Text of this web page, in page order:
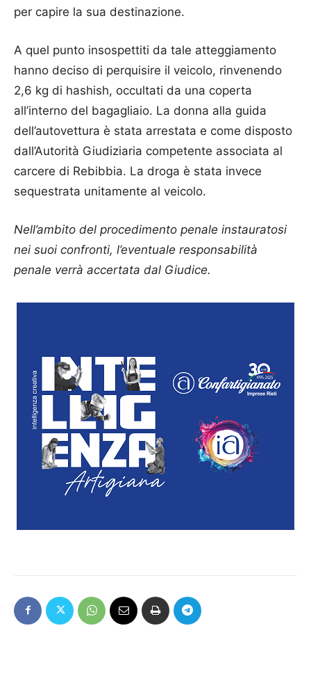
per capire la sua destinazione.
A quel punto insospettiti da tale atteggiamento
hanno deciso di perquisire il veicolo, rinvenendo
2,6 kg di hashish, occultati da una coperta
all’interno del bagagliaio. La donna alla guida
dell’autovettura è stata arrestata e come disposto
dall’Autorità Giudiziaria competente associata al
carcere di Rebibbia. La droga è stata invece
sequestrata unitamente al veicolo.
Nell’ambito del procedimento penale instauratosi
nei suoi confronti, l’eventuale responsabilità
penale verrà accertata dal Giudice.